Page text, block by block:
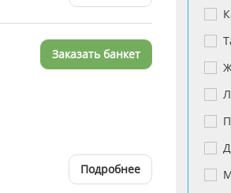
Подробнее
Заказать банкет